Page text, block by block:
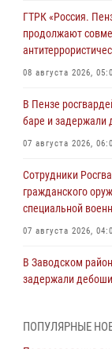
ГТРК «Россия.
продолжают
08 августа 2026,
В Пензе
баре и задержали
07 августа 2026,
Сотрудники
гражданского
специальной
07 августа 2026,
В Заводском
задержали
Телесюжет ГТРК
ПОПУЛЯРНЫЕ